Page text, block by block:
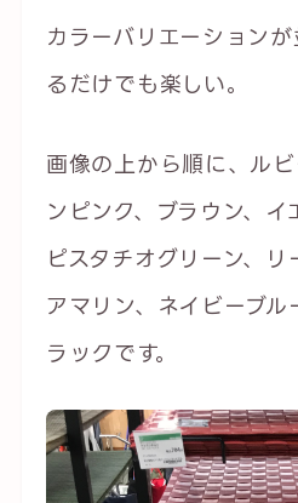
カラーバリエーション
るだけでも楽しい。
画像の上から順に、ル
ンピンク、ブラウン、イ
ピスタチオグリーン、リ
アマリン、ネイビーブ
ラックです。